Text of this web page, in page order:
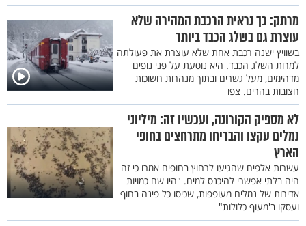
מרתק: כך נראית הרכבת המהירה שלא
עוצרת גם בשלג הכבד ביותר
בשוויץ ישנה רכבת אחת שלא עוצרת את פעולתה
למרות השלג הכבד. היא נוסעת על פני נופים
מדהימים, מעל גשרים ובתוך מנהרות חשוכות
חצובות בהרים. צפו
לא מספיק הקורונה, ועכשיו זה: מיליוני
נמלים עקצו והבריחו מתרחצים בחופי
הארץ
עשרות אלפים שהגיעו לרחוץ בחופים אמרו כי זה
היה בלתי אפשרי להיכנס למים. "היו שם כמויות
אדירות של נמלים מעופפות, שכיסו כל פינה בחוף
ועסקו ב'מעוף כלולות"